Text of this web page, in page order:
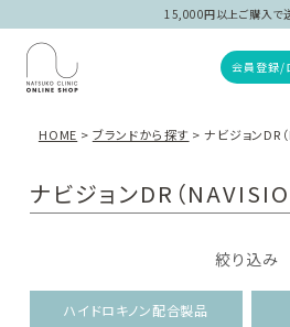
15,000円以上ご購入で
会員登録/
ご注文履歴
HOME ブランドから探す ナビジョンDR
ナビジョンDR（
絞り込み
ハイドロキノン配合製品